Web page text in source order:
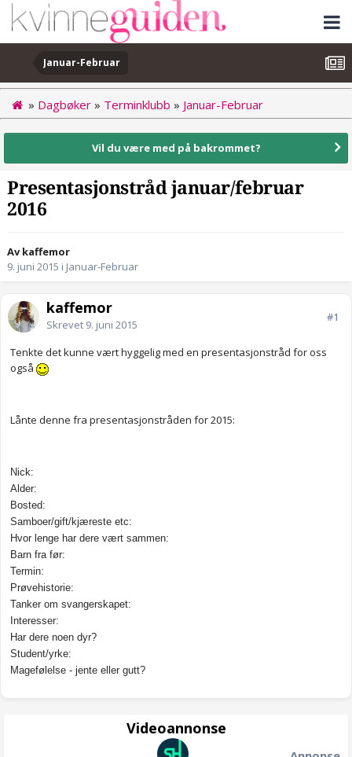
Januar-Februar
» Dagbøker » Terminklubb » Januar-Februar
Vil du være med på bakrommet?
Presentasjonstråd januar/februar
2016
Av kaffemor
9. juni 2015 i Januar-Februar
kaffemor
Skrevet 9. juni 2015
#1
Tenkte det kunne vært hyggelig med en presentasjonstråd for oss
også
Lånte denne fra presentasjonstråden for 2015:
Nick:
Alder:
Bosted:
Samboer/gift/kjæreste etc:
Hvor lenge har dere vært sammen:
Barn fra før:
Termin:
Prøvehistorie:
Tanker om svangerskapet:
Interesser:
Har dere noen dyr?
Student/yrke:
Magefølelse - jente eller gutt?
Videoannonse